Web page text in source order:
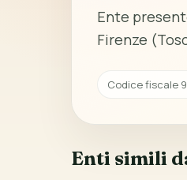
Ente
Firenze
Codice fiscale
Enti simili